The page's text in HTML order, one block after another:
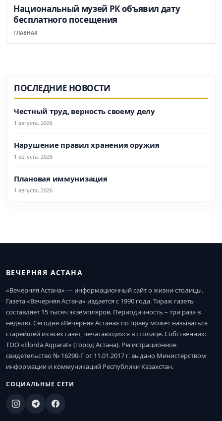
Национальный музей РК объявил дату
бесплатного посещения
ГЛАВНАЯ
ПОСЛЕДНИЕ НОВОСТИ
Честный труд, верность своему делу
1 августа, 2026
Нарушение правил хранения оружия
1 августа, 2026
Плановая иммунизация
1 августа, 2026
ВЕЧЕРНЯЯ АСТАНА
«Вечерняя Астана» — информационный сайт о жизни столицы.
Газета «Вечерняя Астана» издается с 1990 года. Тираж газеты
составляет 15 тысяч экземпляров. Периодичность – три раза в
неделю. Сегодня «Вечерняя Астана» по праву может называться
старейшей из всех газет, печатающихся в столице. Собственник:
ТОО «Elorda Aqparat» (город Астана). Регистрационное
свидетельство № 16290-Г от 11.01.2017 г. выдано Министерством
информации и коммуникаций Республики Казахстан.
СОЦИАЛЬНЫЕ СЕТИ